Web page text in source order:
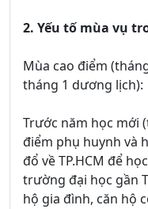
2. Yếu tố mùa vụ
Mùa cao điểm
tháng 1 dương lịch):
Trước năm học mới
điểm phụ huynh và
đổ về TP.HCM để
trường đại học gần
hộ gia đình, căn hộ